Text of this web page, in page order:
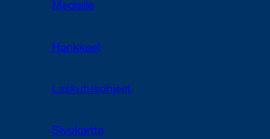
Medialle
Hankkeet
Laskutusohjeet
Sivukartta